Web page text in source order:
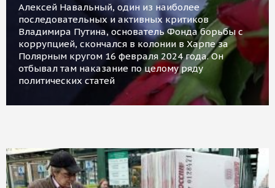
Алексей Навальный, один из наиболее
последовательных и активных критиков
Владимира Путина, основатель Фонда борьбы с
коррупцией, скончался в колонии в Харпе за
Полярным кругом 16 февраля 2024 года. Он
отбывал там наказание по целому ряду
политических статей